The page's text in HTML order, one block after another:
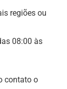
regiões ou
08:00 às
contato o